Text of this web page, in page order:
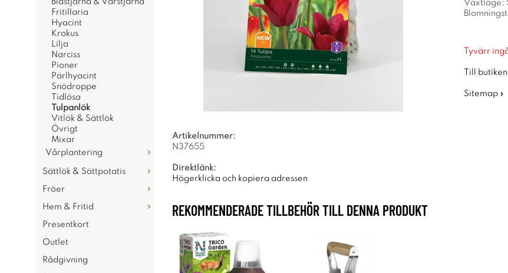
Blåstjärna & Vårstjärna
Fritillaria
Hyacint
Krokus
Lilja
Narciss
Pioner
Pärlhyacint
Snödroppe
Tidlösa
Tulpanlök
Vitlök & Sättlök
Övrigt
Mixar
Vårplantering
Sättlök & Sättpotatis
Fröer
Hem & Fritid
Presentkort
Outlet
Rådgivning
Växtläge:
Tyvärr
Till
Sitemap »
Artikelnummer:
N37655
Direktlänk:
Högerklicka och kopiera adressen
REKOMMENDERADE TILLBEHÖR TILL DENNA PRODUKT